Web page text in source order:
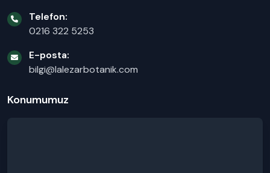
Telefon:
0216 322 5253
E-posta:
bilgi@lalezarbotanik.com
Konumumuz